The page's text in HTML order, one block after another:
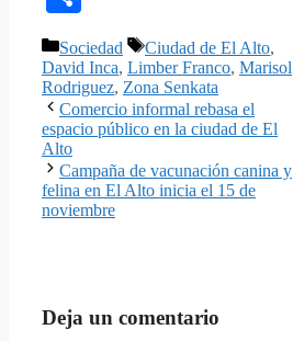
Categorías
Sociedad Etiquetas
Ciudad de El Alto,
David Inca, Limber Franco, Marisol
Rodriguez, Zona Senkata
Comercio informal rebasa el
espacio público en la ciudad de El
Alto
Campaña de vacunación canina y
felina en El Alto inicia el 15 de
noviembre
Deja un comentario